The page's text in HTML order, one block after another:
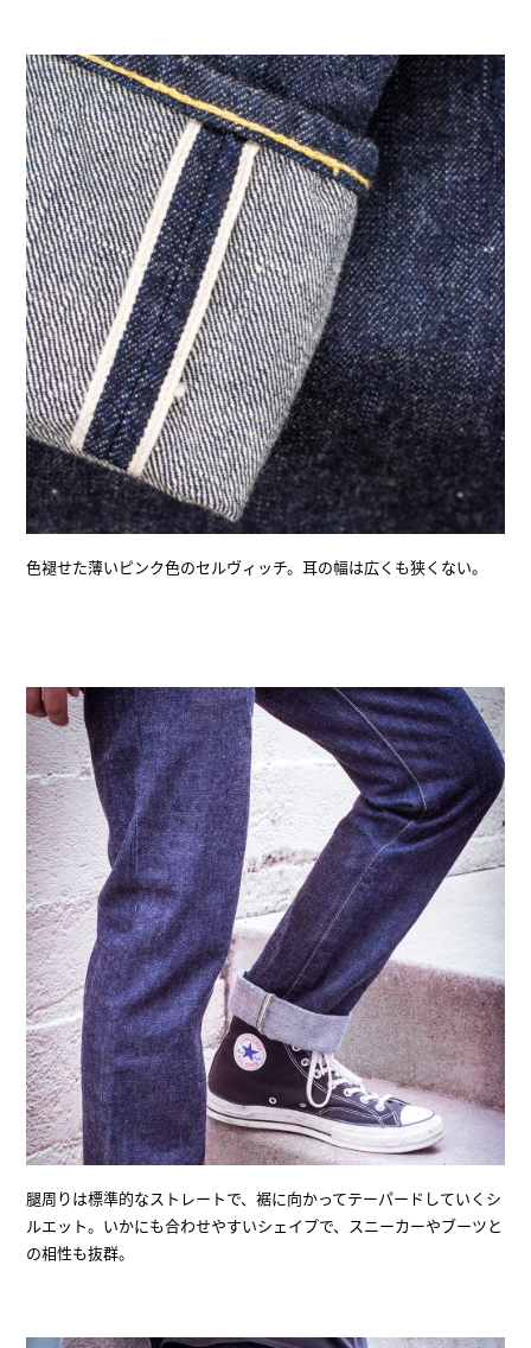
色褪せた薄いピンク色のセルヴィッチ。耳の幅は広くも狭くない。
腿周りは標準的なストレートで、裾に向かってテーパードしていくシ
ルエット。いかにも合わせやすいシェイプで、スニーカーやブーツと
の相性も抜群。